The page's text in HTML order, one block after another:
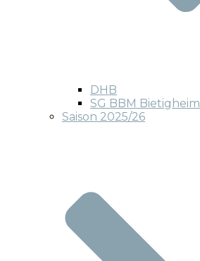
DHB
SG BBM Bietigheim
Saison 2025/26